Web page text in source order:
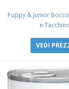
Puppy & Junior
e Tacchino
VEDI